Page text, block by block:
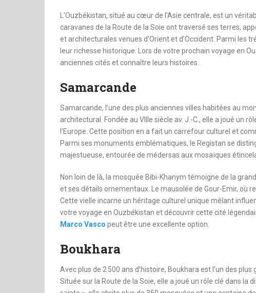
L’Ouzbékistan, situé au cœur de l’Asie centrale, est un
caravanes de la Route de la Soie ont traversé ses terres,
et architecturales venues d’Orient et d’Occident. Parmi les
leur richesse historique. Lors de votre prochain voyage en
anciennes cités et connaître leurs histoires.
Samarcande
Samarcande, l’une des plus anciennes villes habitées au
architectural. Fondée au VIIIe siècle av. J.-C., elle a joué un
l’Europe. Cette position en a fait un carrefour culturel et
Parmi ses monuments emblématiques, le Registan se
majestueuse, entourée de médersas aux mosaïques
Non loin de là, la mosquée Bibi-Khanym témoigne de la
et ses détails ornementaux. Le mausolée de Gour-Emir, où
Cette vielle incarne un héritage culturel unique mêlant
votre voyage en Ouzbékistan et découvrir cette cité
Marco Vasco peut être une excellente option.
Boukhara
Avec plus de 2 500 ans d’histoire, Boukhara est l’un des
Située sur la Route de la Soie, elle a joué un rôle clé dans la